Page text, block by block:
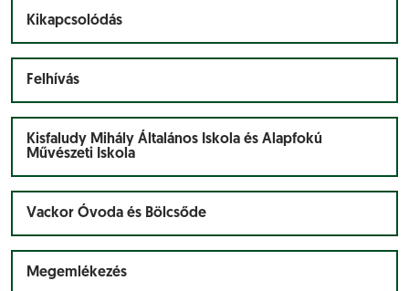
Kikapcsolódás
Felhívás
Kisfaludy Mihály Általános Iskola és Alapfokú
Művészeti Iskola
Vackor Óvoda és Bölcsőde
Megemlékezés